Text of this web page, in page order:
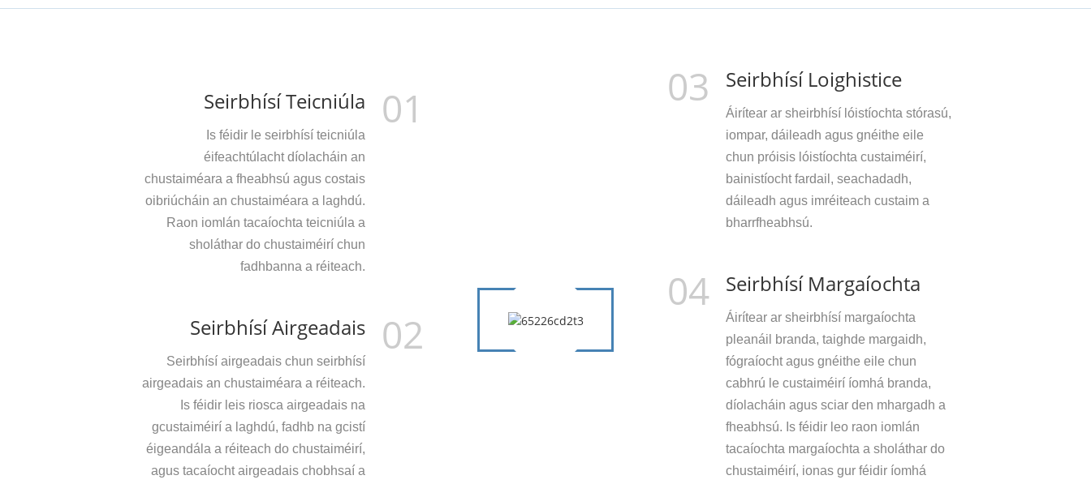
01
Seirbhísí Teicniúla
Is féidir le seirbhísí teicniúla
éifeachtúlacht díolacháin an
chustaiméara a fheabhsú agus costais
oibriúcháin an chustaiméara a laghdú.
Raon iomlán tacaíochta teicniúla a
sholáthar do chustaiméirí chun
fadhbanna a réiteach.
02
Seirbhísí Airgeadais
Seirbhísí airgeadais chun seirbhísí
airgeadais an chustaiméara a réiteach.
Is féidir leis riosca airgeadais na
gcustaiméirí a laghdú, fadhb na gcistí
éigeandála a réiteach do chustaiméirí,
agus tacaíocht airgeadais chobhsaí a
03 Seirbhísí Loighistice
Áirítear ar sheirbhísí lóistíochta stórasú,
iompar, dáileadh agus gnéithe eile
chun próisis lóistíochta custaiméirí,
bainistíocht fardail, seachadadh,
dáileadh agus imréiteach custaim a
bharrfheabhsú.
04 Seirbhísí Margaíochta
Áirítear ar sheirbhísí margaíochta
pleanáil branda, taighde margaidh,
fógraíocht agus gnéithe eile chun
cabhrú le custaiméirí íomhá branda,
díolacháin agus sciar den mhargadh a
fheabhsú. Is féidir leo raon iomlán
tacaíochta margaíochta a sholáthar do
chustaiméirí, ionas gur féidir íomhá